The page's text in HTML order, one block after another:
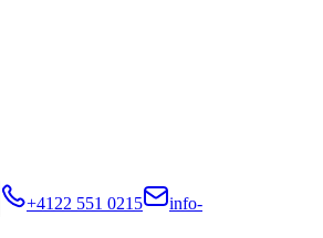
+4122 551 0215
info-